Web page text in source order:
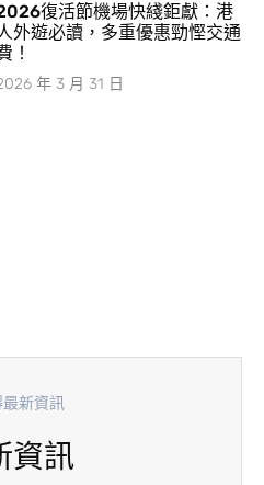
復活節機場快綫鉅獻：港
外遊必讀，多重優惠勁慳交通
！
年 3 月 31 日
新資訊
資訊